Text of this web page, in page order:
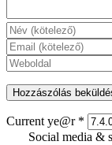
Current ye@r *
Social media &